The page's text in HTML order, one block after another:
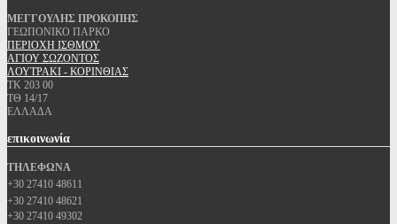
ΜΕΓΓΟΥΛΗΣ ΠΡΟΚΟΠΗΣ
ΓΕΩΠΟΝΙΚΟ ΠΑΡΚΟ
ΠΕΡΙΟΧΗ ΙΣΘΜΟΥ
ΑΓΙΟΥ ΣΩΖΟΝΤΟΣ
ΛΟΥΤΡΑΚΙ - ΚΟΡΙΝΘΙΑΣ
ΤΚ 203 00
ΤΘ 14/17
ΕΛΛΑΔΑ
επικοινωνία
ΤΗΛΕΦΩΝΑ
+30 27410 48611
+30 27410 48621
+30 27410 49302